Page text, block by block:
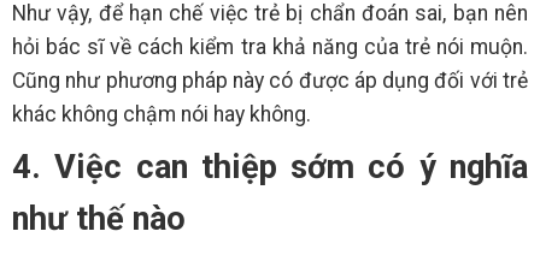
Như vậy, để hạn chế việc trẻ bị chẩn đoán sai, bạn nên
hỏi bác sĩ về cách kiểm tra khả năng của trẻ nói muộn.
Cũng như phương pháp này có được áp dụng đối với trẻ
khác không chậm nói hay không.
4. Việc can thiệp sớm có ý nghĩa
như thế nào